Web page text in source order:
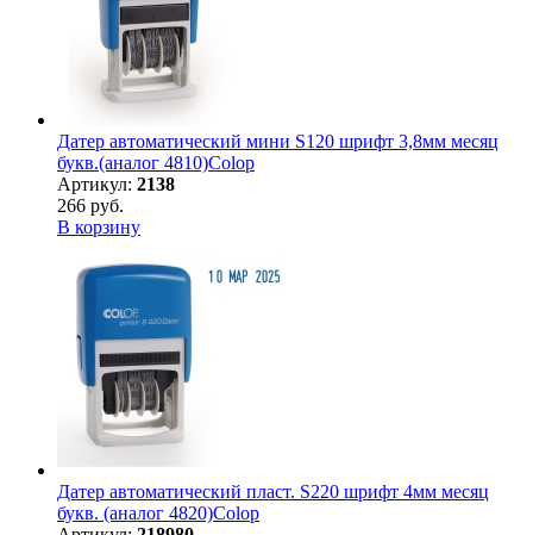
Датер автоматический мини S120 шрифт 3,8мм месяц
букв.(аналог 4810)Colop
Артикул: 2138
266 руб.
В корзину
Датер автоматический пласт. S220 шрифт 4мм месяц
букв. (аналог 4820)Colop